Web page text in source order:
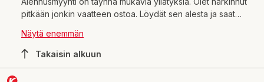
pitkään jonkin vaatteen ostoa. Löydät sen alesta ja saat
mieli! Hyvä mieli tulee siitäkin, jos muuten vain katselee
aletuotteita ja tekee löydön. Myös Kärkkäisen
Näytä enemmän
Takaisin alkuun